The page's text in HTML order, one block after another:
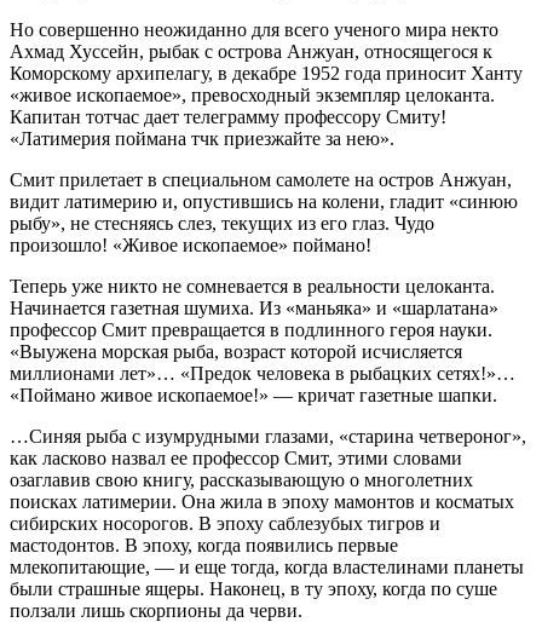
Но совершенно неожиданно для всего ученого мира некто
Ахмад Хуссейн, рыбак с острова Анжуан, относящегося к
Коморскому архипелагу, в декабре 1952 года приносит Ханту
«живое ископаемое», превосходный экземпляр целоканта.
Капитан тотчас дает телеграмму профессору Смиту!
«Латимерия поймана тчк приезжайте за нею».
Смит прилетает в специальном самолете на остров Анжуан,
видит латимерию и, опустившись на колени, гладит «синюю
рыбу», не стесняясь слез, текущих из его глаз. Чудо
произошло! «Живое ископаемое» поймано!
Теперь уже никто не сомневается в реальности целоканта.
Начинается газетная шумиха. Из «маньяка» и «шарлатана»
профессор Смит превращается в подлинного героя науки.
«Выужена морская рыба, возраст которой исчисляется
миллионами лет»… «Предок человека в рыбацких сетях!»…
«Поймано живое ископаемое!» — кричат газетные шапки.
…Синяя рыба с изумрудными глазами, «старина четвероног»,
как ласково назвал ее профессор Смит, этими словами
озаглавив свою книгу, рассказывающую о многолетних
поисках латимерии. Она жила в эпоху мамонтов и косматых
сибирских носорогов. В эпоху саблезубых тигров и
мастодонтов. В эпоху, когда появились первые
млекопитающие, — и еще тогда, когда властелинами планеты
были страшные ящеры. Наконец, в ту эпоху, когда по суше
ползали лишь скорпионы да черви.